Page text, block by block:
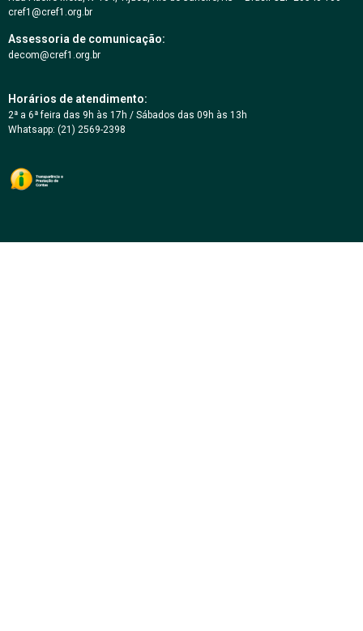
cref1@cref1.org.br
Assessoria de comunicação:
decom@cref1.org.br
Horários de atendimento:
2ª a 6ª feira das 9h às 17h / Sábados das 09h às 13h
Whatsapp: (21) 2569-2398